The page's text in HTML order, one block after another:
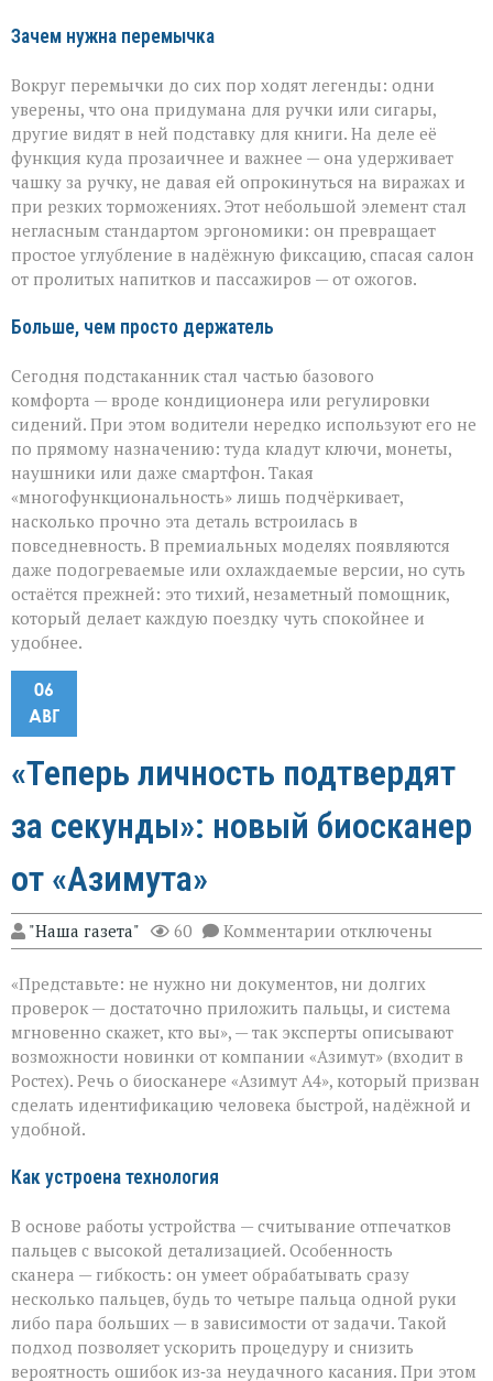
Зачем нужна перемычка
Вокруг перемычки до сих пор ходят легенды: одни
уверены, что она придумана для ручки или сигары,
другие видят в ней подставку для книги. На деле её
функция куда прозаичнее и важнее — она удерживает
чашку за ручку, не давая ей опрокинуться на виражах и
при резких торможениях. Этот небольшой элемент стал
негласным стандартом эргономики: он превращает
простое углубление в надёжную фиксацию, спасая салон
от пролитых напитков и пассажиров — от ожогов.
Больше, чем просто держатель
Сегодня подстаканник стал частью базового
комфорта — вроде кондиционера или регулировки
сидений. При этом водители нередко используют его не
по прямому назначению: туда кладут ключи, монеты,
наушники или даже смартфон. Такая
«многофункциональность» лишь подчёркивает,
насколько прочно эта деталь встроилась в
повседневность. В премиальных моделях появляются
даже подогреваемые или охлаждаемые версии, но суть
остаётся прежней: это тихий, незаметный помощник,
который делает каждую поездку чуть спокойнее и
удобнее.
06
АВГ
«Теперь личность подтвердят
за секунды»: новый биосканер
от «Азимута»
"Наша газета" 60 Комментарии к
записи
личность
подтвердят
за
секунды»:
новый
биосканер
от
«Азимута»
отключены
«Представьте: не нужно ни документов, ни долгих
проверок — достаточно приложить пальцы, и система
мгновенно скажет, кто вы», — так эксперты описывают
возможности новинки от компании «Азимут» (входит в
Ростех). Речь о биосканере «Азимут А4», который призван
сделать идентификацию человека быстрой, надёжной и
удобной.
Как устроена технология
В основе работы устройства — считывание отпечатков
пальцев с высокой детализацией. Особенность
сканера — гибкость: он умеет обрабатывать сразу
несколько пальцев, будь то четыре пальца одной руки
либо пара больших — в зависимости от задачи. Такой
подход позволяет ускорить процедуру и снизить
вероятность ошибок из‑за неудачного касания. При этом